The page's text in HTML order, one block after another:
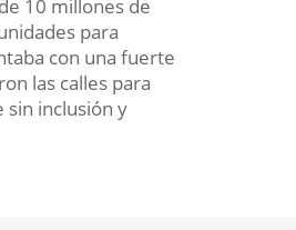
10 millones de
para
con una fuerte
las calles para
sin inclusión y